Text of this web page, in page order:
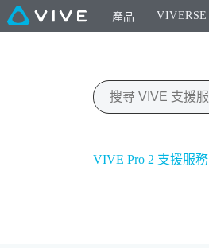
產品 VIVERSE
VIVE Pro 2 支援服務